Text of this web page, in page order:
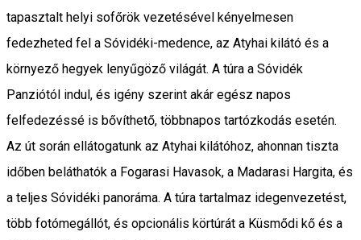
tapasztalt helyi sofőrök vezetésével kényelmesen
fedezheted fel a Sóvidéki-medence, az Atyhai kilátó és a
környező hegyek lenyűgöző világát. A túra a Sóvidék
Panziótól indul, és igény szerint akár egész napos
felfedezéssé is bővíthető, többnapos tartózkodás esetén.
Az út során ellátogatunk az Atyhai kilátóhoz, ahonnan tiszta
időben beláthatók a Fogarasi Havasok, a Madarasi Hargita, és
a teljes Sóvidéki panoráma. A túra tartalmaz idegenvezetést,
több fotómegállót, és opcionális körtúrát a Küsmődi kő és a